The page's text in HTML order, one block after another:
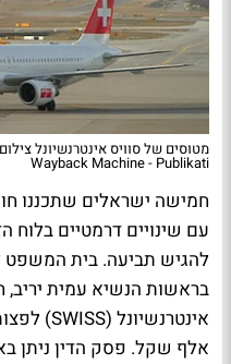
Wayback Machine - Publikati
חמישה ישראלים שתכננו
עם שינויים דרמטיים בלוח
להגיש תביעה. בית המשפט
בראשות הנשיא עמית יריב,
אלף שקל. פסק הדין ניתן